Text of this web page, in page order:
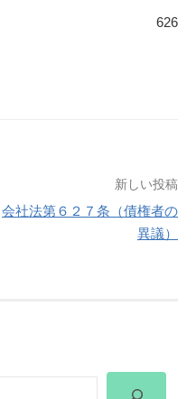
626
新しい投稿
会社法第６２７条（債権者の
異議）